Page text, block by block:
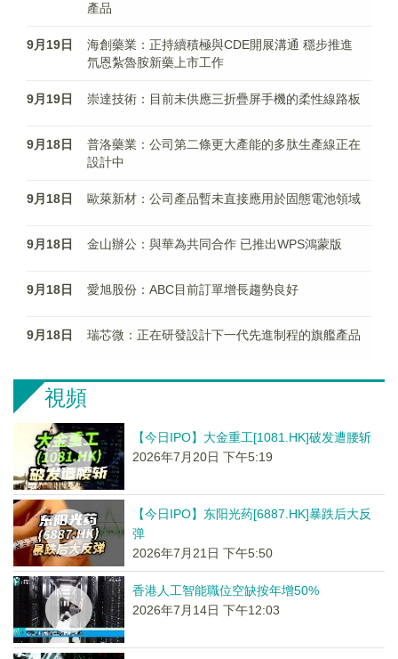
產品
9月19日
海創藥業：正持續積極與CDE開展溝通 穩步推進
氘恩紮魯胺新藥上市工作
9月19日 崇達技術：目前未供應三折疊屏手機的柔性線路板
9月18日
普洛藥業：公司第二條更大產能的多肽生產線正在
設計中
9月18日 歐萊新材：公司產品暫未直接應用於固態電池領域
9月18日 金山辦公：與華為共同合作 已推出WPS鴻蒙版
9月18日 愛旭股份：ABC目前訂單增長趨勢良好
9月18日 瑞芯微：正在研發設計下一代先進制程的旗艦產品
視頻
【今日IPO】大金重工[1081.HK]破发遭腰斩
2026年7月20日 下午5:19
【今日IPO】东阳光药[6887.HK]暴跌后大反
弹
2026年7月21日 下午5:50
香港人工智能職位空缺按年增50%
2026年7月14日 下午12:03